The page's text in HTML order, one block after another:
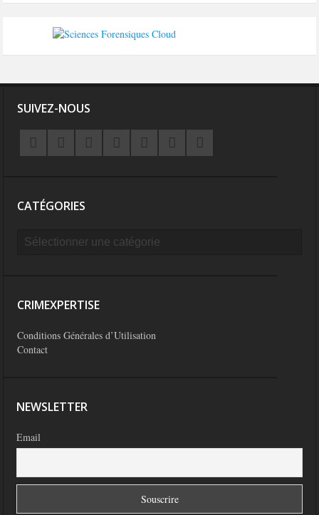
SUIVEZ-NOUS
CATÉGORIES
CRIMEXPERTISE
Conditions Générales d’Utilisation
Contact
NEWSLETTER
Email